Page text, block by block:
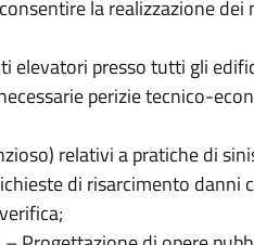
la realizzazione dei
elevatori presso tutti gli
perizie tecnico-
relativi a pratiche di
di risarcimento danni